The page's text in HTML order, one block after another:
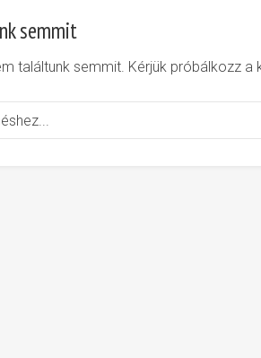
semmit
találtunk semmit. Kérjük próbálkozz